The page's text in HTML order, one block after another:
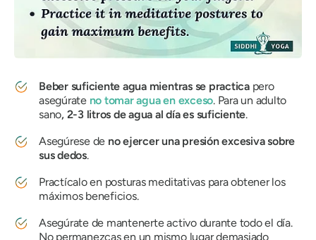
Beber suficiente agua mientras se practicapero
asegúrate no tomar agua en exceso. Para un adulto
sano, 2-3 litros de agua al día es suficiente.
Asegúrese de no ejerceruna presión excesiva sobre
sus dedos.
Practícalo en posturas meditativas para obtener los
máximos beneficios.
Asegúrate de mantenerte activo durante todo el día.
No permanezcas en un mismo lugar demasiado